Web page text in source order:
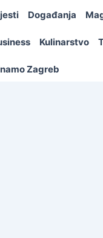
Događanja
Kulinarstvo
Zagreb